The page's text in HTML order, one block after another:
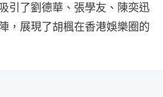
引了劉德華、張學友、陳奕迅
，展現了胡楓在香港娛樂圈的